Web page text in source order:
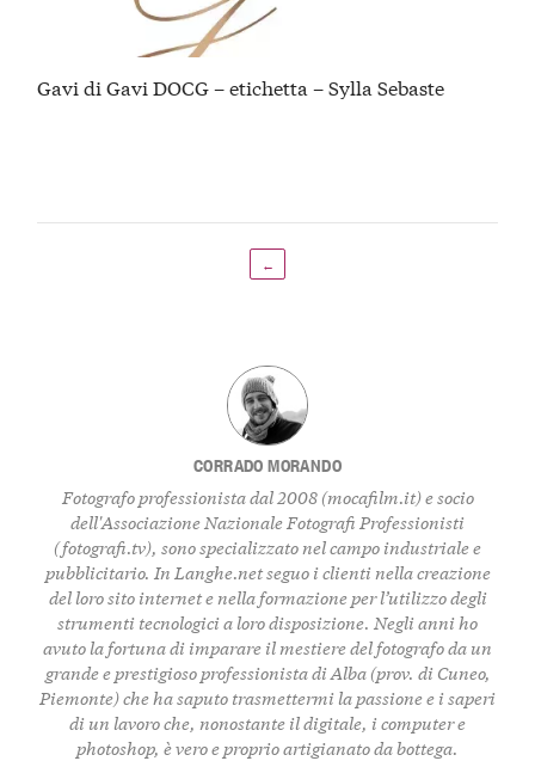
Gavi di Gavi DOCG – etichetta – Sylla Sebaste
←
CORRADO MORANDO
Fotografo professionista dal 2008 (mocafilm.it) e socio
dell'Associazione Nazionale Fotografi Professionisti
(fotografi.tv), sono specializzato nel campo industriale e
pubblicitario. In Langhe.netseguo i clienti nella creazione
del loro sito internet e nella formazione per l’utilizzo degli
strumenti tecnologici a loro disposizione. Negli anni ho
avuto la fortuna di imparare il mestiere del fotografo da un
grande e prestigioso professionista di Alba (prov. di Cuneo,
Piemonte) che ha saputo trasmettermi la passione e i saperi
di un lavoro che, nonostante il digitale, i computer e
photoshop, è vero e proprio artigianato da bottega.